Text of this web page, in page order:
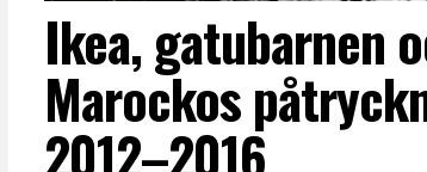
Ikea, gatubarnen
Marockos
2012–2016